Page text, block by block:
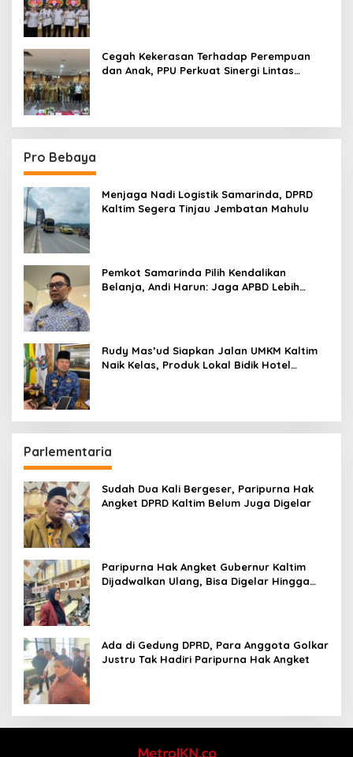
Cegah Kekerasan Terhadap Perempuan
dan Anak, PPU Perkuat Sinergi Lintas
Pro Bebaya
Menjaga Nadi Logistik Samarinda, DPRD
Kaltim Segera Tinjau Jembatan Mahulu
Pemkot Samarinda Pilih Kendalikan
Belanja, Andi Harun: Jaga APBD Lebih
Rudy Mas’ud Siapkan Jalan UMKM Kaltim
Naik Kelas, Produk Lokal Bidik Hotel
Parlementaria
Sudah Dua Kali Bergeser, Paripurna Hak
Angket DPRD Kaltim Belum Juga Digelar
Paripurna Hak Angket Gubernur Kaltim
Dijadwalkan Ulang, Bisa Digelar Hingga
Ada di Gedung DPRD, Para Anggota Golkar
Justru Tak Hadiri Paripurna Hak Angket